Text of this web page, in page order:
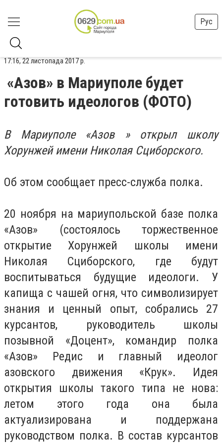
Рус
17:16, 22 листопада 2017 р.
«Азов» в Мариуполе будет
готовить идеологов (ФОТО)
В Мариуполе «Азов » открыл школу
Хорунжей имени Николая Сциборского.
Об этом сообщает пресс-служба полка.
20 ноября на мариупольской базе полка
«Азов» (состоялось торжественное
открытие Хорунжей школы имени
Николая Сциборского, где будут
воспитываться будущие идеологи. У
капища с чашей огня, что символизирует
знания и ценный опыт, собрались 27
курсантов, руководитель школы
позывной «Доцент», командир полка
«Азов» Редис и главный идеолог
азовского движения «Крук». Идея
открытия школы такого типа не нова:
летом этого года она была
актуализирована и поддержана
руководством полка. В состав курсантов